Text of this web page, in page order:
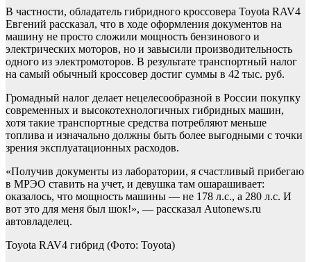
В частности, обладатель гибридного кроссовера Toyota RAV4
Евгений рассказал, что в ходе оформления документов на
машину не просто сложили мощность бензинового и
электрических моторов, но и завысили производительность
одного из электромоторов. В результате транспортный налог
на самый обычный кроссовер достиг суммы в 42 тыс. руб.
Громадный налог делает нецелесообразной в России покупку
современных и высокотехнологичных гибридных машин,
хотя такие транспортные средства потребляют меньше
топлива и изначально должны быть более выгодными с точки
зрения эксплуатационных расходов.
«Получив документы из лаборатории, я счастливый прибегаю
в МРЭО ставить на учет, и девушка там ошарашивает:
оказалось, что мощность машины — не 178 л.с., а 280 л.с. И
вот это для меня был шок!», — рассказал Autonews.ru
автовладелец.
Toyota RAV4 гибрид (Фото: Toyota)